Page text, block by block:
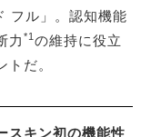
フル」。認知機能
力 *1 の維持に役立
だ。
スキン初の機能性